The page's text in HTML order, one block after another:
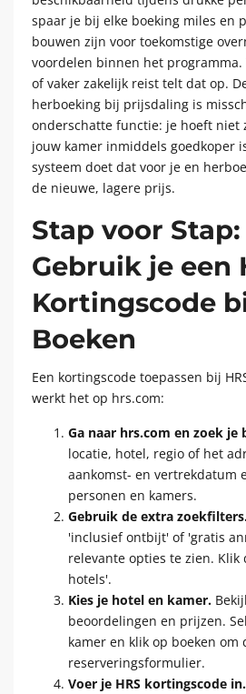
spaar je bij elke boeking miles en
bouwen zijn voor toekomstige
voordelen binnen het programma.
of vaker zakelijk reist telt dat op.
herboeking bij prijsdaling is
onderschatte functie: je hoeft niet
jouw kamer inmiddels goedkoper
systeem doet dat voor je en
de nieuwe, lagere prijs.
Stap voor Stap:
Gebruik je een
Kortingscode
Boeken
Een kortingscode toepassen bij
werkt het op hrs.com:
Ga naar hrs.com en zoek je
locatie, hotel, regio of het
aankomst- en vertrekdatum
personen en kamers.
Gebruik de extra
'inclusief ontbijt' of 'gratis
relevante opties te zien. Klik
hotels'.
Kies je hotel en kamer.
beoordelingen en prijzen.
kamer en klik op boeken
reserveringsformulier.
Voer je HRS kortingscode in.